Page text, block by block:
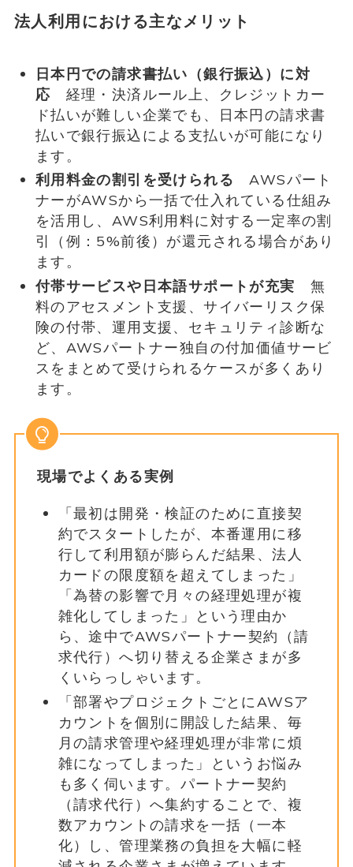
法人利用における主なメリット
日本円での請求書払い（銀行振込）に対
応 経理・決済ルール上、クレジットカー
ド払いが難しい企業でも、日本円の請求書
払いで銀行振込による支払いが可能になり
ます。
利用料金の割引を受けられる AWSパート
ナーがAWSから一括で仕入れている仕組み
を活用し、AWS利用料に対する一定率の割
引（例：5%前後）が還元される場合があり
ます。
付帯サービスや日本語サポートが充実 無
料のアセスメント支援、サイバーリスク保
険の付帯、運用支援、セキュリティ診断な
ど、AWSパートナー独自の付加価値サービ
スをまとめて受けられるケースが多くあり
ます。
現場でよくある実例
「最初は開発・検証のために直接契
約でスタートしたが、本番運用に移
行して利用額が膨らんだ結果、法人
カードの限度額を超えてしまった」
「為替の影響で月々の経理処理が複
雑化してしまった」という理由か
ら、途中でAWSパートナー契約（請
求代行）へ切り替える企業さまが多
くいらっしゃいます。
「部署やプロジェクトごとにAWSア
カウントを個別に開設した結果、毎
月の請求管理や経理処理が非常に煩
雑になってしまった」というお悩み
も多く伺います。パートナー契約
（請求代行）へ集約することで、複
数アカウントの請求を一括（一本
化）し、管理業務の負担を大幅に軽